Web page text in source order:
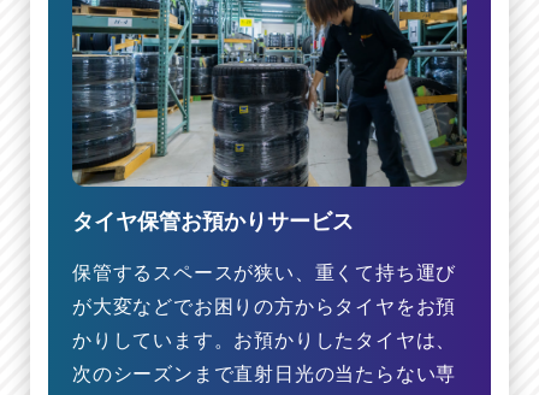
タイヤ保管お預かりサービス
保管するスペースが狭い、重くて持ち運び
が大変などでお困りの方からタイヤをお預
かりしています。お預かりしたタイヤは、
次のシーズンまで直射日光の当たらない専